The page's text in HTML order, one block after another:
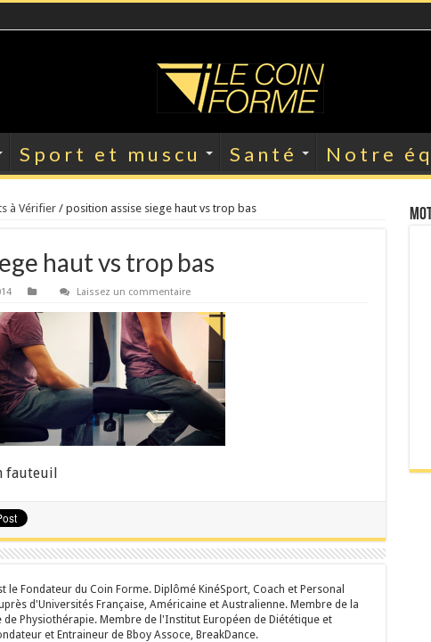
Sport et muscu Santé Notre
à Vérifier / position assise siege haut vs trop bas
haut vs trop bas
Laissez un commentaire
fauteuil
le Fondateur du Coin Forme. Diplômé KinéSport, Coach et Personal
d'Universités Française, Américaine et Australienne. Membre de la
de Physiothérapie. Membre de l'Institut Européen de Diététique et
et Entraineur de Bboy Assoce, BreakDance.